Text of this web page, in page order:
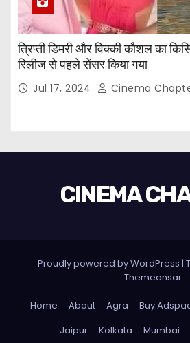
त्रिप्ती डिमरी और विक्की कौशल का
रिलीज से पहले सेंसर किया गया
Jul 17, 2024 Cinema
CINEMA
Proudly powered by WordPress |
Themeansar.
Home About Agra Buy
Jaipur
Kolkata Mumbai